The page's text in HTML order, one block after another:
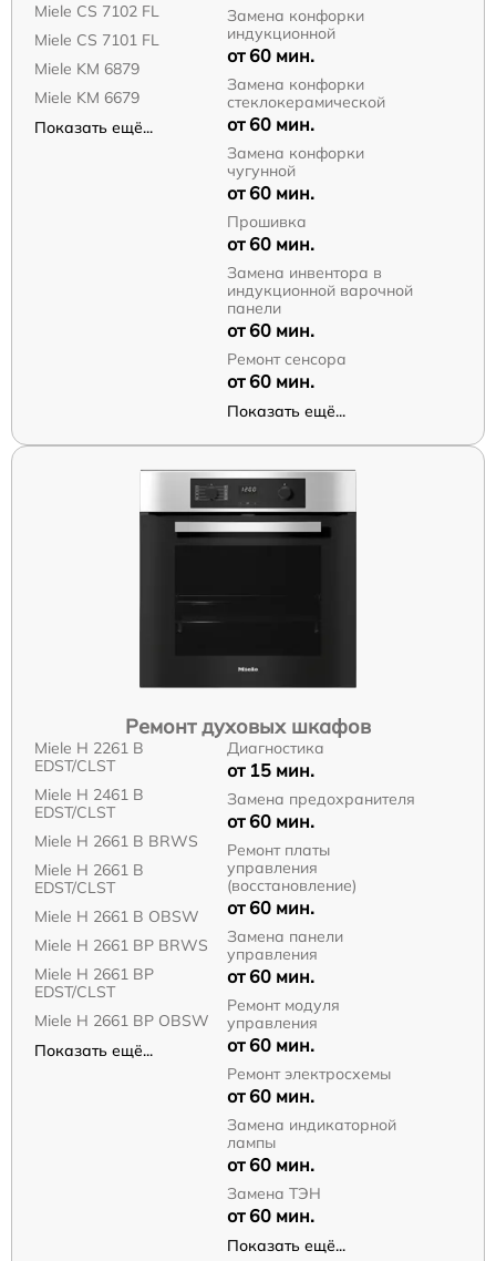
Miele CS 7102 FL
Miele CS 7101 FL
Miele KM 6879
Miele KM 6679
Показать ещё...
Замена конфорки
индукционной
от 60 мин.
Замена конфорки
стеклокерамической
от 60 мин.
Замена конфорки
чугунной
от 60 мин.
Прошивка
от 60 мин.
Замена инвентора в
индукционной варочной
панели
от 60 мин.
Ремонт сенсора
от 60 мин.
Показать ещё...
Ремонт духовых шкафов
Miele H 2261 B
EDST/CLST
Miele H 2461 B
EDST/CLST
Miele H 2661 B BRWS
Miele H 2661 B
EDST/CLST
Miele H 2661 B OBSW
Miele H 2661 BP BRWS
Miele H 2661 BP
EDST/CLST
Miele H 2661 BP OBSW
Показать ещё...
Диагностика
от 15 мин.
Замена предохранителя
от 60 мин.
Ремонт платы
управления
(восстановление)
от 60 мин.
Замена панели
управления
от 60 мин.
Ремонт модуля
управления
от 60 мин.
Ремонт электросхемы
от 60 мин.
Замена индикаторной
лампы
от 60 мин.
Замена ТЭН
от 60 мин.
Показать ещё...